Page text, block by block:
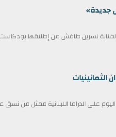
جديدة»
نسرين طافش عن إطلاقها بودكاست
على الدراما اللبنانية ممثل من